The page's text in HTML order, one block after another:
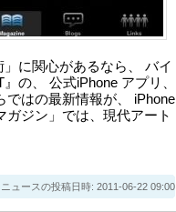
に関心があるなら、 バイ
の、 公式iPhone アプリ、
ではの最新情報が、 iPhone
ガジン」では、現代アート
ュースの投稿日時: 2011-06-22 09:00